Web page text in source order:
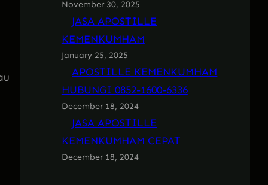
November 30, 2025
JASA APOSTILLE
KEMENKUMHAM
January 25, 2025
APOSTILLE KEMENKUMHAM
HUBUNGI 0852-1600-6336
December 18, 2024
JASA APOSTILLE
KEMENKUMHAM CEPAT
December 18, 2024